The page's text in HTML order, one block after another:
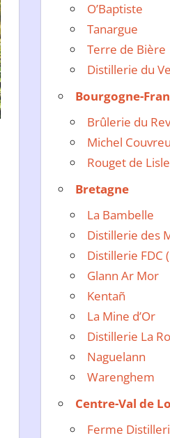
O’Baptiste
Tanargue
Terre de Bière
Distillerie du
Bourgogne-
Brûlerie du
Michel
Rouget de Lisle
Bretagne
La Bambelle
Distillerie des
Distillerie FDC
Glann Ar Mor
Kentañ
La Mine d’Or
Distillerie La
Naguelann
Warenghem
Centre-Val de
Ferme